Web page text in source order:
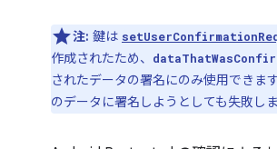
注: 鍵は
作成されたため、
されたデータの署名にのみ使用できま
のデータに署名しようとしても失敗しま